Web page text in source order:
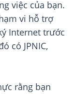
việc của bạn.
vi hỗ trợ
Internet trước
có JPNIC,
rằng bạn